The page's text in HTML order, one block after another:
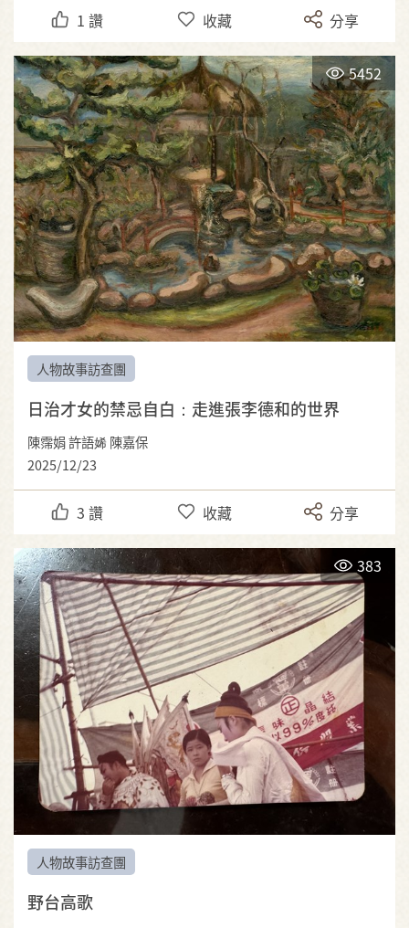
1 讚 收藏 分享
5452
人物故事訪查團
日治才女的禁忌自白：走進張李德和的世界
陳霈娟 許語㛓 陳嘉保
2025/12/23
3 讚 收藏 分享
383
人物故事訪查團
野台高歌